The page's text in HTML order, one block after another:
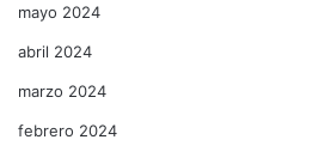
mayo 2024
abril 2024
marzo 2024
febrero 2024